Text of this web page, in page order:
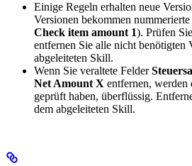
Einige Regeln erhalten neue
Versionen bekommen
Check item amount 1). Prüfen
entfernen Sie alle nicht benötigten
abgeleiteten Skill.
Wenn Sie veraltete Felder
Net Amount X entfernen, werden
geprüft haben, überflüssig.
dem abgeleiteten Skill.